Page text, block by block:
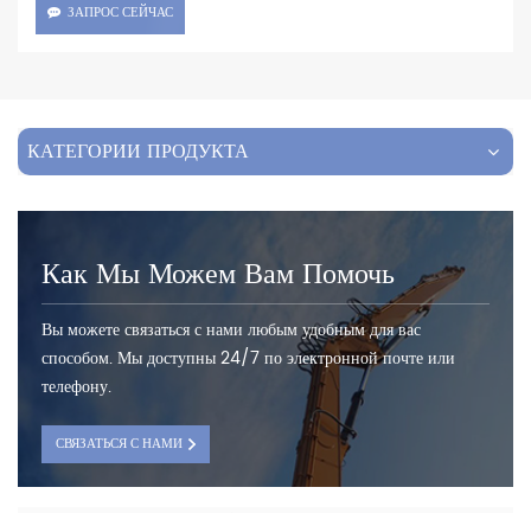
ЗАПРОС СЕЙЧАС
КАТЕГОРИИ ПРОДУКТА
Как Мы Можем Вам Помочь
Вы можете связаться с нами любым удобным для вас
способом. Мы доступны 24/7 по электронной почте или
телефону.
СВЯЗАТЬСЯ С НАМИ